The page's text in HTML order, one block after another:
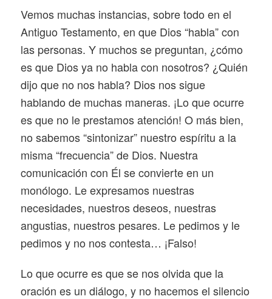
Vemos muchas instancias, sobre todo en el
Antiguo Testamento, en que Dios “habla” con
las personas. Y muchos se preguntan, ¿cómo
es que Dios ya no habla con nosotros? ¿Quién
dijo que no nos habla? Dios nos sigue
hablando de muchas maneras. ¡Lo que ocurre
es que no le prestamos atención! O más bien,
no sabemos “sintonizar” nuestro espíritu a la
misma “frecuencia” de Dios. Nuestra
comunicación con Él se convierte en un
monólogo. Le expresamos nuestras
necesidades, nuestros deseos, nuestras
angustias, nuestros pesares. Le pedimos y le
pedimos y no nos contesta… ¡Falso!
Lo que ocurre es que se nos olvida que la
oración es un diálogo, y no hacemos el silencio